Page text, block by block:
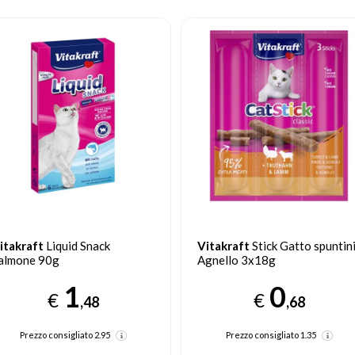
Stick Gatto spuntini
3x18g
€ 0,68
Prezzo consigliato1.35
Vitakraft Cat-Stick Salmone
MSC 3x18g
€ 0,68
Prezzo consigliato1.35